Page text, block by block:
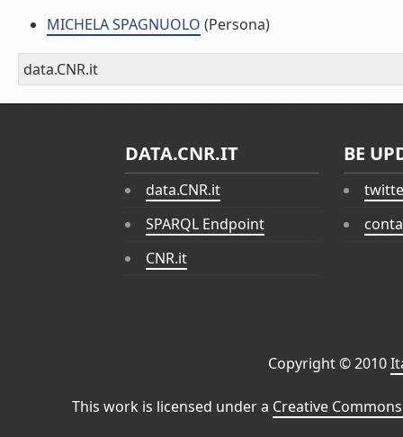
MICHELA SPAGNUOLO (Persona)
data.CNR.it
DATA.CNR.IT
data.CNR.it
SPARQL Endpoint
CNR.it
BE
Copyright © 2010
This work is licensed under a Creative